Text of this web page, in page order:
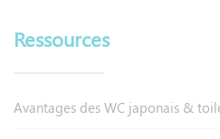
Ressources
Avantages des WC japonais &